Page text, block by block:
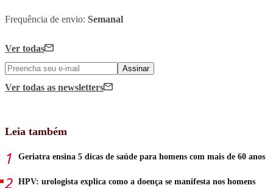
Frequência de envio: Semanal
Ver todas
Assinar
Ver todas as newsletters
Leia também
Geriatra ensina 5 dicas de saúde para homens com mais de 60 anos
HPV: urologista explica como a doença se manifesta nos homens